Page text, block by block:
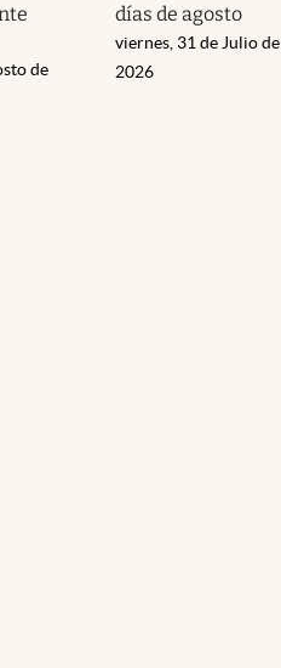
de
días de agosto
viernes, 31 de Julio de
2026